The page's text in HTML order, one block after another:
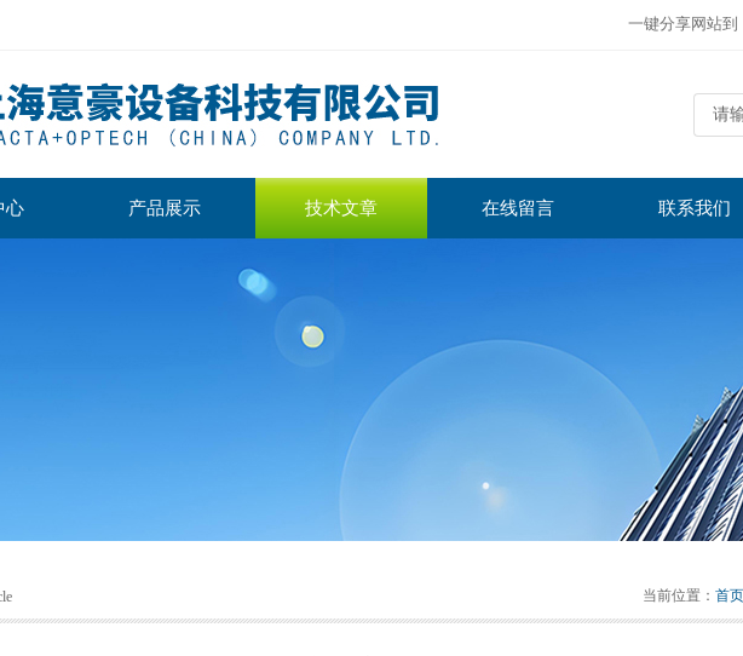
一键分享网站到
心 产品展示 技术文章 在线留言 联系我们
当前位置： 首页